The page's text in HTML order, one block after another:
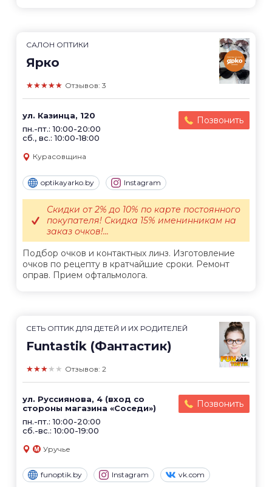
САЛОН ОПТИКИ
Ярко
★★★★★ Отзывов: 3
ул. Казинца, 120
пн.-пт.: 10:00-20:00
сб., вс.: 10:00-18:00
Позвонить
Курасовщина
optikayarko.by Instagram
Подбор очков и контактных линз. Изготовление
очков по рецепту в кратчайшие сроки. Ремонт
оправ. Прием офтальмолога.
Скидки от 2% до 10% по карте постоянного
покупателя! Скидка 15% именинникам на
заказ очков!...
СЕТЬ ОПТИК ДЛЯ ДЕТЕЙ И ИХ РОДИТЕЛЕЙ
Funtastik (Фантастик)
★★★★★ Отзывов: 2
ул. Руссиянова, 4 (вход со
стороны магазина «Соседи»)
пн.-пт.: 10:00-20:00
сб.-вс.: 10:00-19:00
Позвонить
Уручье
funoptik.by Instagram vk.com